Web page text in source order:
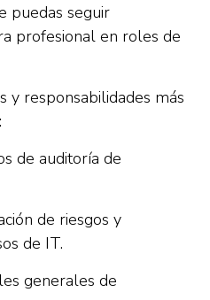
puedas seguir
profesional en roles de
y responsabilidades más
de auditoría de
de riesgos y
de IT.
generales de